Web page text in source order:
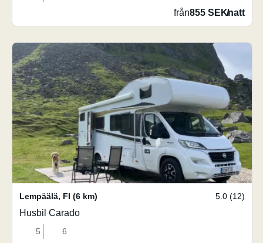
från855 SEK/natt
Lempäälä, FI (6 km) 5.0 (12)
Husbil Carado
5 6